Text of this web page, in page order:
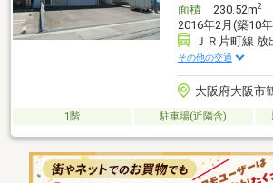
面積230.52m2
2016年2月(築10
ＪＲ片町線
その他の交通
大阪府大阪市
1階 駐車場(近隣含)